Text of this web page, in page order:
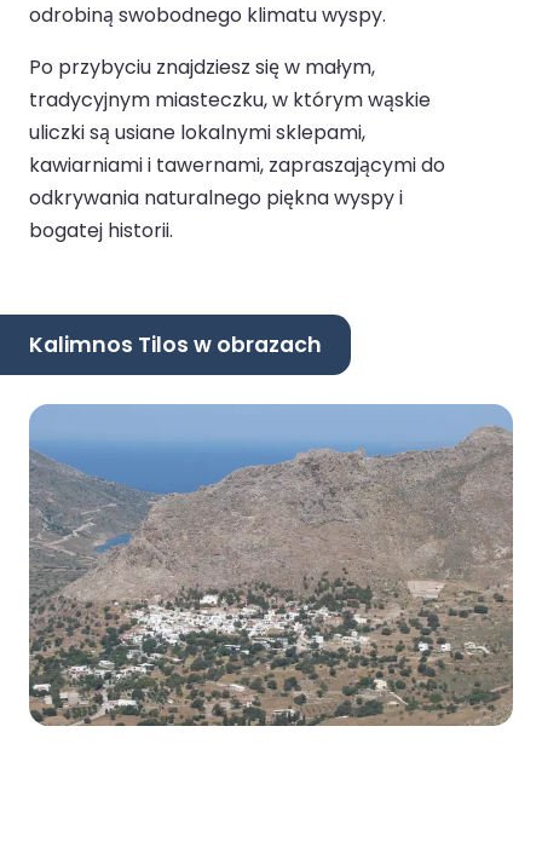
odrobiną swobodnego klimatu wyspy.
Po przybyciu znajdziesz się w małym,
tradycyjnym miasteczku, w którym wąskie
uliczki są usiane lokalnymi sklepami,
kawiarniami i tawernami, zapraszającymi do
odkrywania naturalnego piękna wyspy i
bogatej historii.
Kalimnos Tilos w obrazach